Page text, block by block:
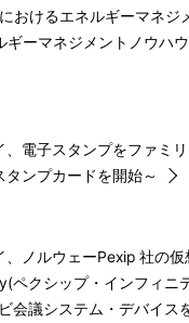
おけるエネルギーマネジ
ギーマネジメントノウハ
、電子スタンプをファミ
ンプカードを開始～
、ノルウェーPexip 社の仮
ペクシップ・インフィニ
会議システム・デバイス